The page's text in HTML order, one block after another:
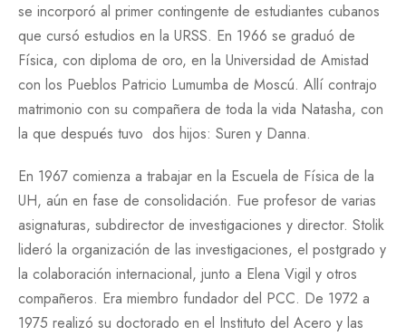
se incorporó al primer contingente de estudiantes cubanos
que cursó estudios en la URSS. En 1966 se graduó de
Física, con diploma de oro, en la Universidad de Amistad
con los Pueblos Patricio Lumumba de Moscú. Allí contrajo
matrimonio con su compañera de toda la vida Natasha, con
la que después tuvo dos hijos: Suren y Danna.
En 1967 comienza a trabajar en la Escuela de Física de la
UH, aún en fase de consolidación. Fue profesor de varias
asignaturas, subdirector de investigaciones y director. Stolik
lideró la organización de las investigaciones, el postgrado y
la colaboración internacional, junto a Elena Vigil y otros
compañeros. Era miembro fundador del PCC. De 1972 a
1975 realizó su doctorado en el Instituto del Acero y las